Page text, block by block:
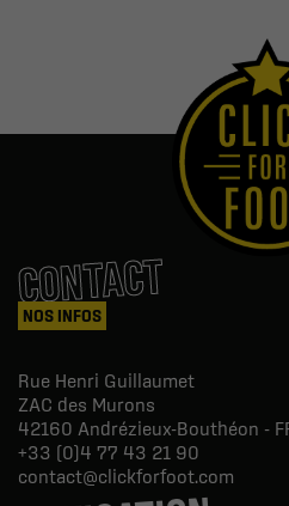
CONTACT
NOS INFOS
Rue Henri Guillaumet
ZAC des Murons
42160 Andrézieux-Bouthéon -
+33 (0)4 77 43 21 90
contact@clickforfoot.com